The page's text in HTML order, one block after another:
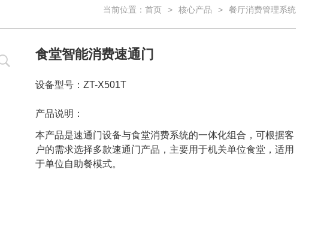
当前位置： 首页 核心产品 餐厅消费管理系统
食堂智能消费速通门
设备型号：ZT-X501T
产品说明：
本产品是速通门设备与食堂消费系统的一体化组合，可根据客
户的需求选择多款速通门产品，主要用于机关单位食堂，适用
于单位自助餐模式。